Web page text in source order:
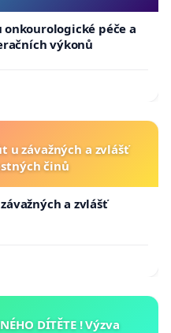
onkourologické péče a
výkonů
u závažných a zvlášť
činů
a zvlášť
DÍTĚTE ! Výzva